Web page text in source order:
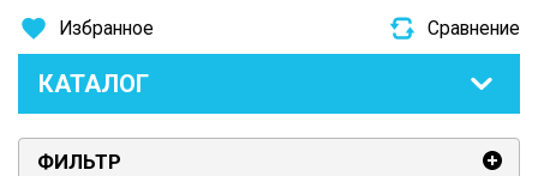
Избранное Сравнение
КАТАЛОГ
ФИЛЬТР